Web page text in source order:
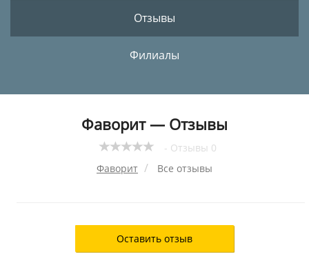
Отзывы
Филиалы
Фаворит — Отзывы
- Отзывы 0
Фаворит
Все отзывы
Оставить отзыв